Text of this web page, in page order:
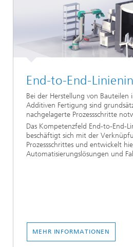
End-to-End-
Bei der Herstellung von Bauteilen
Additiven Fertigung sind
nachgelagerte Prozessschritte
Das Kompetenzfeld End-to-End-
beschäftigt sich mit der
Prozessschrittes und entwickelt
Automatisierungslösungen und
MEHR INFORMATIONEN